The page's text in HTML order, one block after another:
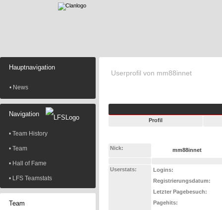
Hauptnavigation
• News
Navigation
• Team History
• Team
• Hall of Fame
• LFS Teamstats
Team
Userprofil von mm88innet
Profil
Nick: mm88innet
Userstats:
Logins:
Registrierungsdatum:
Letzter Pagebesuch:
Pagehits: